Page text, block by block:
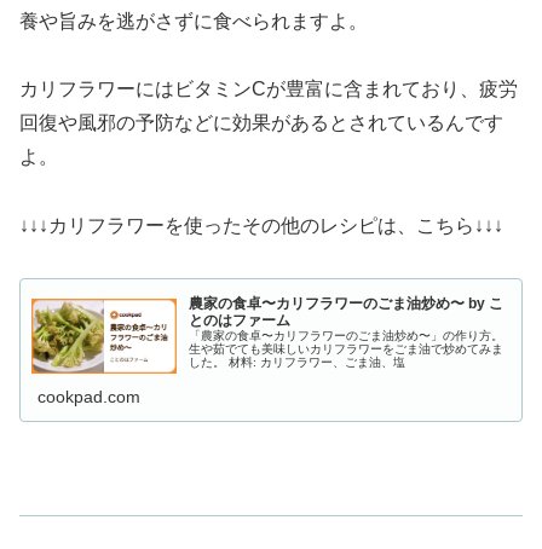
養や旨みを逃がさずに食べられますよ。
カリフラワーにはビタミンCが豊富に含まれており、疲労
回復や風邪の予防などに効果があるとされているんです
よ。
↓↓↓カリフラワーを使ったその他のレシピは、こちら↓↓↓
農家の食卓〜カリフラワーのごま油炒め〜 by こ
とのはファーム
「農家の食卓〜カリフラワーのごま油炒め〜」の作り方。
生や茹でても美味しいカリフラワーをごま油で炒めてみま
した。 材料: カリフラワー、ごま油、塩
cookpad.com